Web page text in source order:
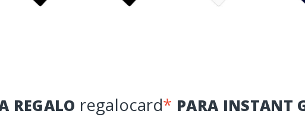
REGALO regalocard* PARA INSTANT